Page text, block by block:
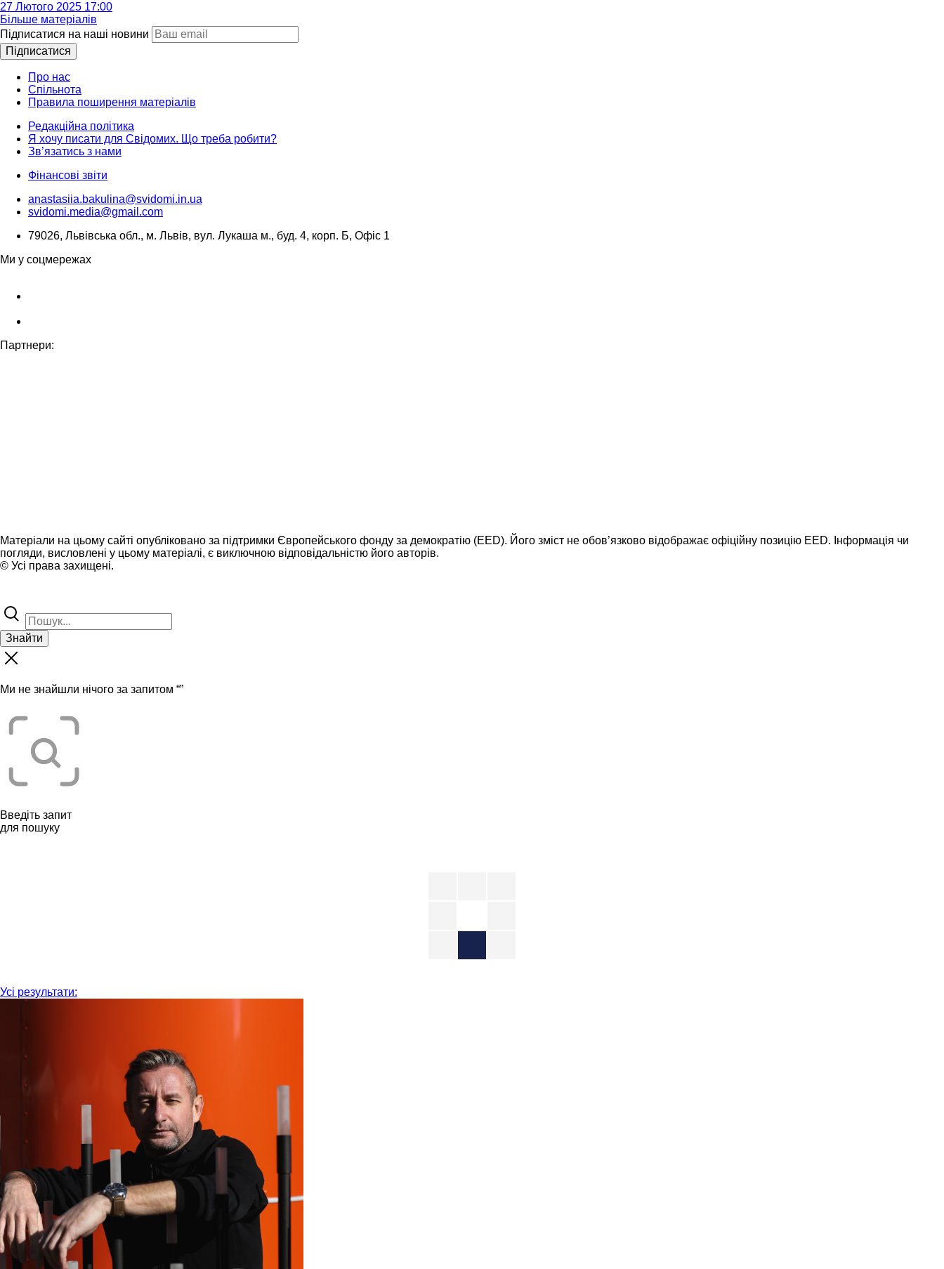
27 Лютого 2025 17:00
Більше матеріалів
Підписатися на наші новини
Підписатися
Про нас
Спільнота
Правила поширення матеріалів
Редакційна політика
Я хочу писати для Свідомих. Що треба робити?
Зв’язатись з нами
Фінансові звіти
anastasiia.bakulina@svidomi.in.ua
svidomi.media@gmail.com
79026, Львівська обл., м. Львів, вул. Лукаша м., буд. 4, корп. Б, Офіс 1
Ми у соцмережах
Партнери:
Матеріали на цьому сайті опубліковано за підтримки Європейського фонду за демократію (EED). Його зміст не обов’язково відображає офіційну позицію EED. Інформація чи
погляди, висловлені у цьому матеріалі, є виключною відповідальністю його авторів.
© Усі права захищені.
Знайти
Ми не знайшли нічого за запитом “”
Введіть запит
для пошуку
Усі результати: